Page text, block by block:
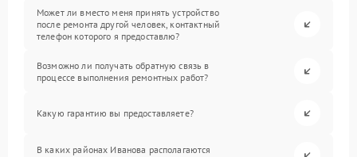
Может ли вместо меня принять устройство
после ремонта другой человек, контактный
телефон которого я предоставлю?
Возможно ли получать обратную связь в
процессе выполнения ремонтных работ?
Какую гарантию вы предоставляете?
В каких районах Иванова располагаются